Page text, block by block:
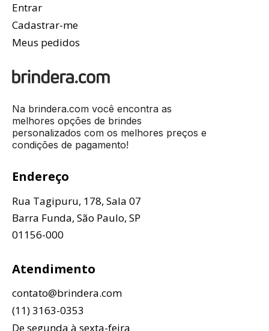
Entrar
Cadastrar-me
Meus pedidos
Na brindera.com você encontra as
melhores opções de brindes
personalizados com os melhores preços e
condições de pagamento!
Endereço
Rua Tagipuru, 178, Sala 07
Barra Funda, São Paulo, SP
01156-000
Atendimento
contato@brindera.com
(11) 3163-0353
De segunda à sexta-feira